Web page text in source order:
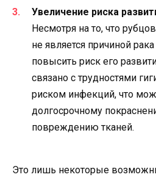
Увеличение риска
Несмотря на то, что
не является причиной
повысить риск его
связано с трудностями
риском инфекций, что
долгосрочному
повреждению тканей.
Это лишь некоторые